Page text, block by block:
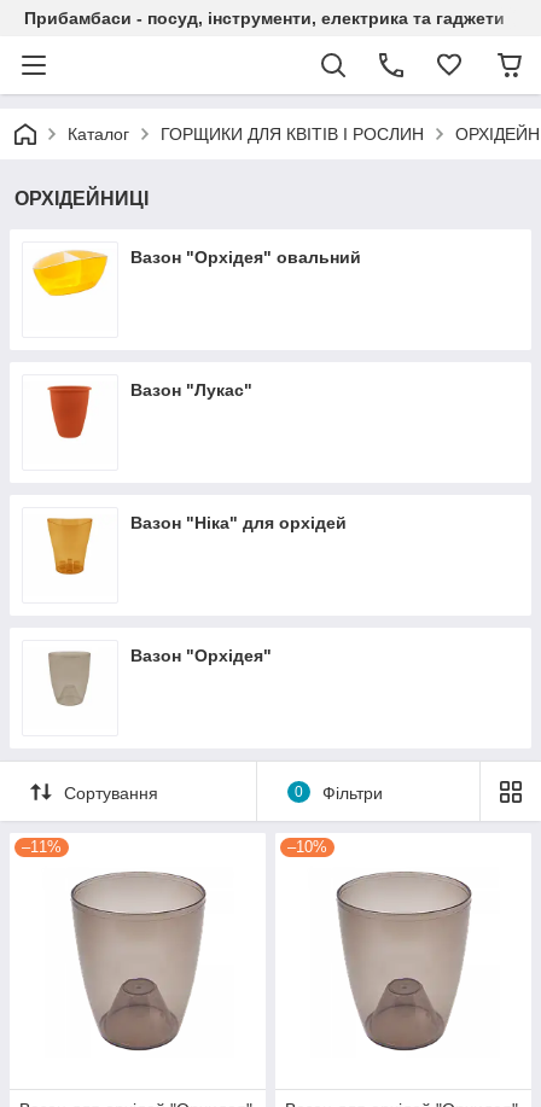
Прибамбаси - посуд, інструменти, електрика та гаджети
Каталог ГОРЩИКИ ДЛЯ КВІТІВ І РОСЛИН
ОРХІДЕЙНИЦІ
Вазон "Орхідея" овальний
Вазон "Лукас"
Вазон "Ніка" для орхідей
Вазон "Орхідея"
Сортування 0 Фільтри
–11% –10%